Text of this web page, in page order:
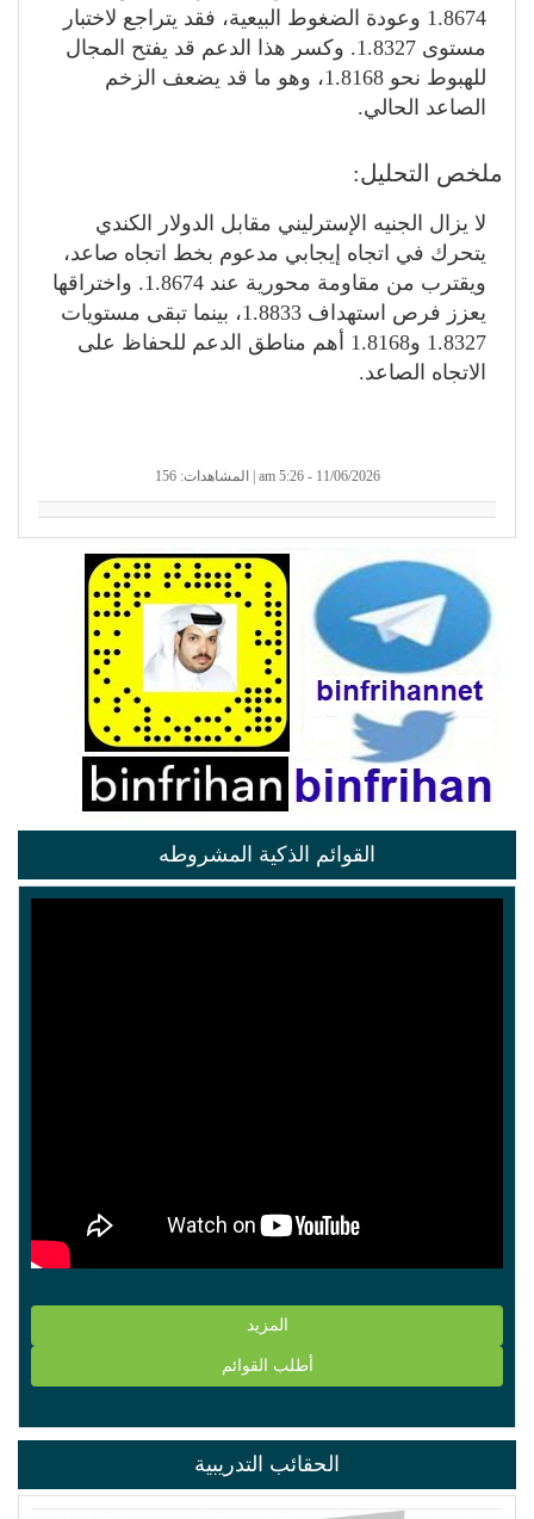
1.8674 وعودة الضغوط البيعية، فقد يتراجع لاختبار
مستوى 1.8327. وكسر هذا الدعم قد يفتح المجال
للهبوط نحو 1.8168، وهو ما قد يضعف الزخم
الصاعد الحالي.
ملخص التحليل:
لا يزال الجنيه الإسترليني مقابل الدولار الكندي
يتحرك في اتجاه إيجابي مدعوم بخط اتجاه صاعد،
ويقترب من مقاومة محورية عند 1.8674. واختراقها
يعزز فرص استهداف 1.8833، بينما تبقى مستويات
1.8327 و1.8168 أهم مناطق الدعم للحفاظ على
الاتجاه الصاعد.
11/06/2026 - 5:26 am | المشاهدات: 156
القوائم الذكية المشروطه
المزيد
أطلب القوائم
الحقائب التدريبية